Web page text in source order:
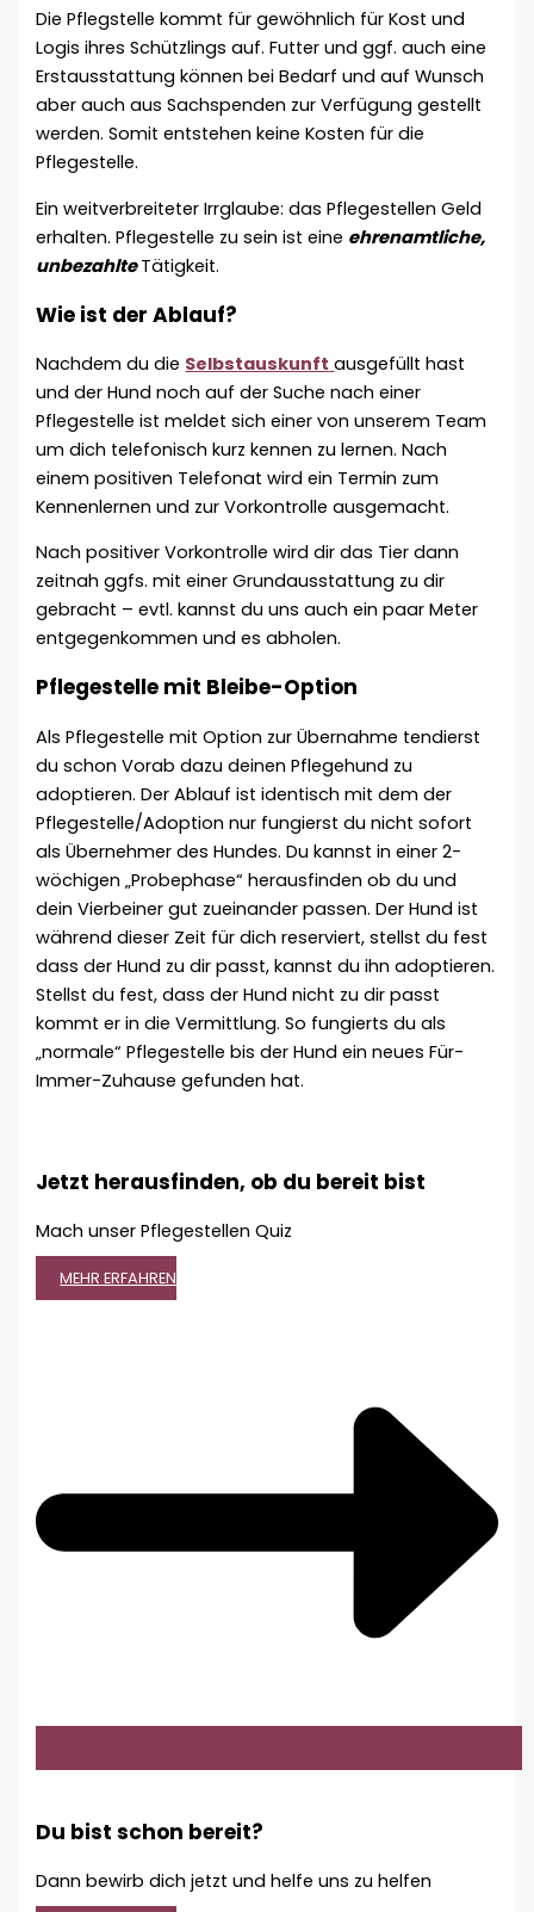
Die Pflegstelle kommt für gewöhnlich für Kost und
Logis ihres Schützlings auf. Futter und ggf. auch eine
Erstausstattung können bei Bedarf und auf Wunsch
aber auch aus Sachspenden zur Verfügung gestellt
werden. Somit entstehen keine Kosten für die
Pflegestelle.
Ein weitverbreiteter Irrglaube: das Pflegestellen Geld
erhalten. Pflegestelle zu sein ist eine ehrenamtliche,
unbezahlteTätigkeit.
Wie ist der Ablauf?
Nachdem du die Selbstauskunft ausgefüllt hast
und der Hund noch auf der Suche nach einer
Pflegestelle ist meldet sich einer von unserem Team
um dich telefonisch kurz kennen zu lernen. Nach
einem positiven Telefonat wird ein Termin zum
Kennenlernen und zur Vorkontrolle ausgemacht.
Nach positiver Vorkontrolle wird dir das Tier dann
zeitnah ggfs. mit einer Grundausstattung zu dir
gebracht – evtl. kannst du uns auch ein paar Meter
entgegenkommen und es abholen.
Pflegestelle mit Bleibe-Option
Als Pflegestelle mit Option zur Übernahme tendierst
du schon Vorab dazu deinen Pflegehund zu
adoptieren. Der Ablauf ist identisch mit dem der
Pflegestelle/Adoption nur fungierst du nicht sofort
als Übernehmer des Hundes. Du kannst in einer 2-
wöchigen „Probephase“ herausfinden ob du und
dein Vierbeiner gut zueinander passen. Der Hund ist
während dieser Zeit für dich reserviert, stellst du fest
dass der Hund zu dir passt, kannst du ihn adoptieren.
Stellst du fest, dass der Hund nicht zu dir passt
kommt er in die Vermittlung. So fungierts du als
„normale“ Pflegestelle bis der Hund ein neues Für-
Immer-Zuhause gefunden hat.
Jetzt herausfinden, ob du bereit bist
Mach unser Pflegestellen Quiz
MEHR ERFAHREN
Du bist schon bereit?
Dann bewirb dich jetzt und helfe uns zu helfen